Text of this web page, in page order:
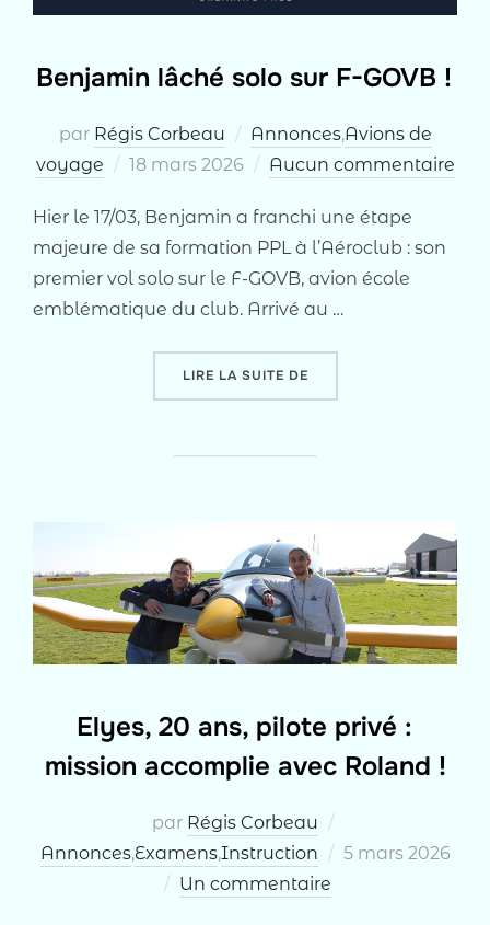
Benjamin lâché solo sur F-GOVB !
par Régis Corbeau Annonces,Avions de
voyage
Publié
18 mars 2026 Aucun commentaire
Hier le 17/03, Benjamin a franchi une étape
majeure de sa formation PPL à l’Aéroclub : son
premier vol solo sur le F-GOVB, avion école
emblématique du club. Arrivé au …
LIRE LA SUITE DE« BENJAMIN LÂCHÉ
Elyes, 20 ans, pilote privé :
mission accomplie avec Roland !
par Régis Corbeau
Annonces,Examens,Instruction
Publié
5 mars 2026
Un commentaire